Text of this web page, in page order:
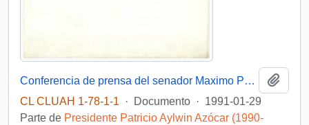
Conferencia de prensa del senador Maximo Pacheco sobre las llamadas "Leyes Cumplidas"
CL CLUAH 1-78-1-1
· Documento · 1991-01-29
Parte de Presidente Patricio Aylwin Azócar (1990-